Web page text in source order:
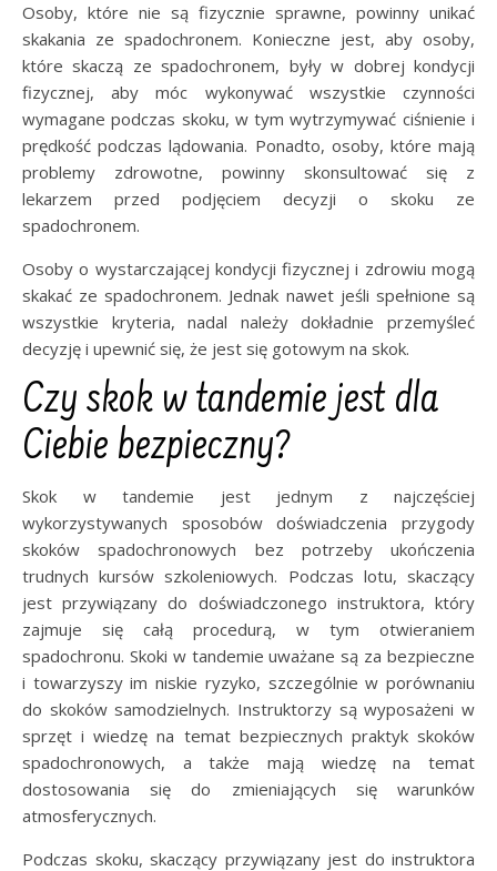
Osoby, które nie są fizycznie sprawne, powinny unikać
skakania ze spadochronem. Konieczne jest, aby osoby,
które skaczą ze spadochronem, były w dobrej kondycji
fizycznej, aby móc wykonywać wszystkie czynności
wymagane podczas skoku, w tym wytrzymywać ciśnienie i
prędkość podczas lądowania. Ponadto, osoby, które mają
problemy zdrowotne, powinny skonsultować się z
lekarzem przed podjęciem decyzji o skoku ze
spadochronem.
Osoby o wystarczającej kondycji fizycznej i zdrowiu mogą
skakać ze spadochronem. Jednak nawet jeśli spełnione są
wszystkie kryteria, nadal należy dokładnie przemyśleć
decyzję i upewnić się, że jest się gotowym na skok.
Czy skok w tandemie jest dla
Ciebie bezpieczny?
Skok w tandemie jest jednym z najczęściej
wykorzystywanych sposobów doświadczenia przygody
skoków spadochronowych bez potrzeby ukończenia
trudnych kursów szkoleniowych. Podczas lotu, skaczący
jest przywiązany do doświadczonego instruktora, który
zajmuje się całą procedurą, w tym otwieraniem
spadochronu. Skoki w tandemie uważane są za bezpieczne
i towarzyszy im niskie ryzyko, szczególnie w porównaniu
do skoków samodzielnych. Instruktorzy są wyposażeni w
sprzęt i wiedzę na temat bezpiecznych praktyk skoków
spadochronowych, a także mają wiedzę na temat
dostosowania się do zmieniających się warunków
atmosferycznych.
Podczas skoku, skaczący przywiązany jest do instruktora